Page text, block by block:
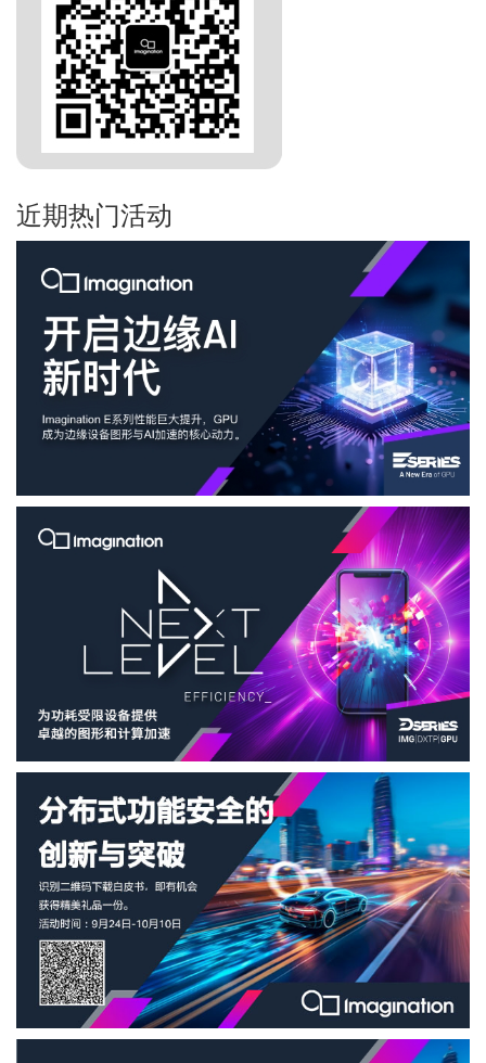
近期热门活动